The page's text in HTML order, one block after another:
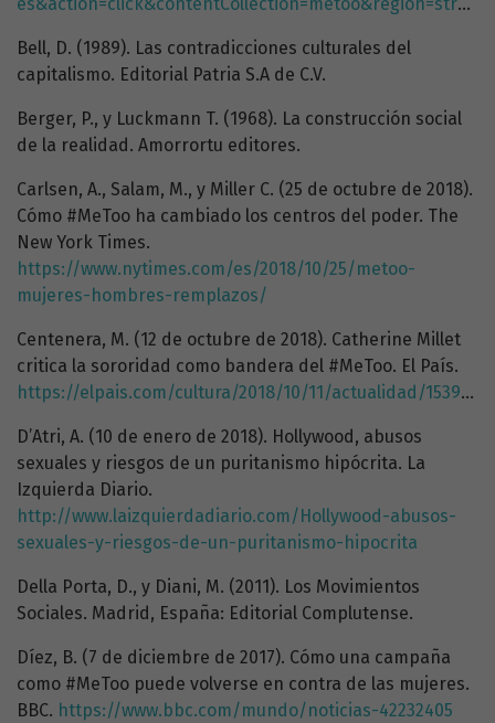
es&action=click&contentCollection=metoo&region=stream&module=stream_unit&version=latest&contentPlacement=29&pgtype=collection
Bell, D. (1989). Las contradicciones culturales del
capitalismo. Editorial Patria S.A de C.V.
Berger, P., y Luckmann T. (1968). La construcción social
de la realidad. Amorrortu editores.
Carlsen, A., Salam, M., y Miller C. (25 de octubre de 2018).
Cómo #MeToo ha cambiado los centros del poder. The
New York Times.
https://www.nytimes.com/es/2018/10/25/metoo-
mujeres-hombres-remplazos/
Centenera, M. (12 de octubre de 2018). Catherine Millet
critica la sororidad como bandera del #MeToo. El País.
https://elpais.com/cultura/2018/10/11/actualidad/1539279026_999827.html
D’Atri, A. (10 de enero de 2018). Hollywood, abusos
sexuales y riesgos de un puritanismo hipócrita. La
Izquierda Diario.
http://www.laizquierdadiario.com/Hollywood-abusos-
sexuales-y-riesgos-de-un-puritanismo-hipocrita
Della Porta, D., y Diani, M. (2011). Los Movimientos
Sociales. Madrid, España: Editorial Complutense.
Díez, B. (7 de diciembre de 2017). Cómo una campaña
como #MeToo puede volverse en contra de las mujeres.
BBC. https://www.bbc.com/mundo/noticias-42232405